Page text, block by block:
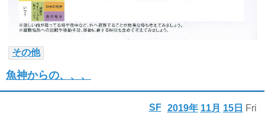
その他
魚神からの、、、
2019年 11月 15日 Fri
SF